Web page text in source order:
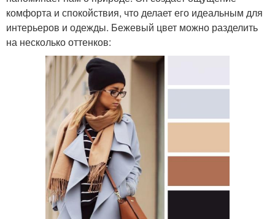
комфорта и спокойствия, что делает его идеальным для
интерьеров и одежды. Бежевый цвет можно разделить
на несколько оттенков: